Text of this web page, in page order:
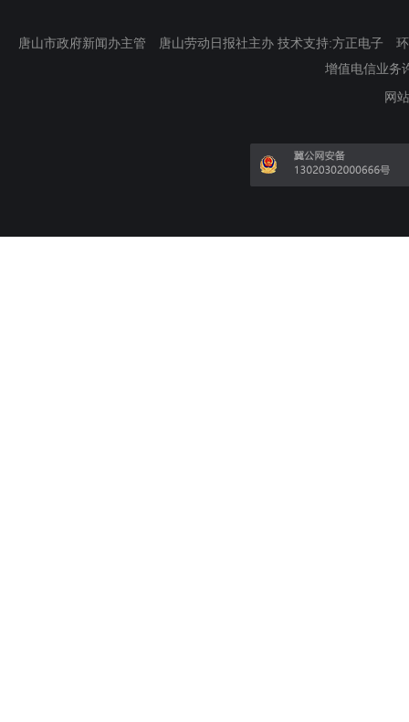
唐山市政府新闻办主管 唐山劳动日报社主办 技术支持:方正电子
增值电信业务
网